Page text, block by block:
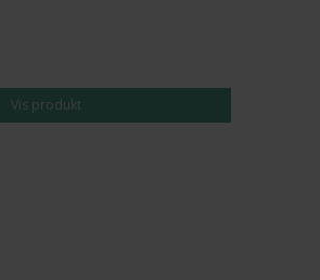
Vis produkt